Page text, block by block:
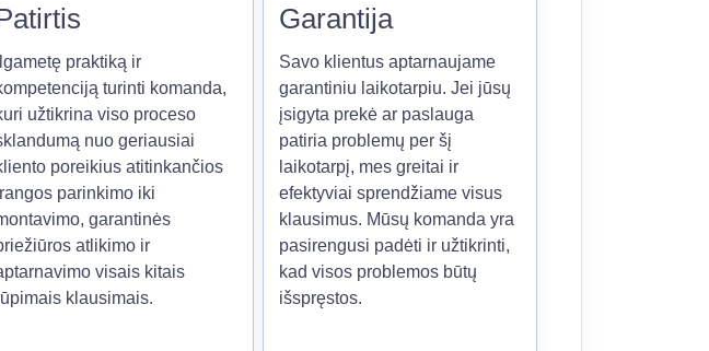
Ilgametę praktiką ir
turinti komanda,
užtikrina viso proceso
nuo geriausiai
poreikius atitinkančios
parinkimo iki
garantinės
atlikimo ir
visais kitais
klausimais.
Garantija
Savo klientus aptarnaujame
garantiniu laikotarpiu. Jei jūsų
įsigyta prekė ar paslauga
patiria problemų per šį
laikotarpį, mes greitai ir
efektyviai sprendžiame visus
klausimus. Mūsų komanda yra
pasirengusi padėti ir užtikrinti,
kad visos problemos būtų
išspręstos.